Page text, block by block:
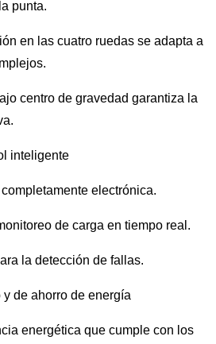
punta.
en las cuatro ruedas se adapta a
centro de gravedad garantiza la
inteligente
completamente electrónica.
de carga en tiempo real.
la detección de fallas.
y de ahorro de energía
energética que cumple con los